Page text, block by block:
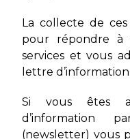
La collecte de ces
pour répondre à
services et vous
lettre
Si vous êtes
d’information
(newsletter) vous